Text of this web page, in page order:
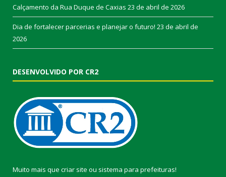
Calçamento da Rua Duque de Caxias 23 de abril de 2026
Dia de fortalecer parcerias e planejar o futuro! 23 de abril de
2026
DESENVOLVIDO POR CR2
Muito mais que criar site ou sistema para prefeituras!